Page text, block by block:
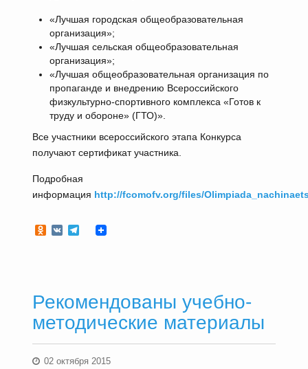
«Лучшая городская общеобразовательная
организация»;
«Лучшая сельская общеобразовательная
организация»;
«Лучшая общеобразовательная организация по
пропаганде и внедрению Всероссийского
физкультурно-спортивного комплекса «Готов к
труду и обороне» (ГТО)».
Все участники всероссийского этапа Конкурса
получают сертификат участника.
Подробная
информация http://fcomofv.org/files/
Odnoklassniki
VKTelegram
Рекомендованы учебно-
методические материалы
02 октября 2015